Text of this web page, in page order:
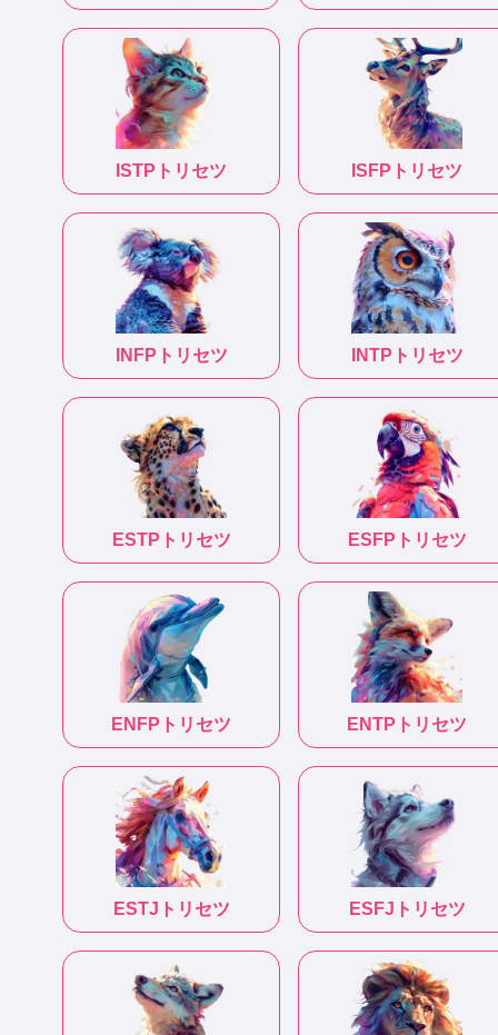
ISTP トリセツ ISFP トリセツ
INFP トリセツ INTP トリセツ
ESTP トリセツ ESFP トリセツ
ENFP トリセツ ENTP トリセツ
ESTJ トリセツ ESFJ トリセツ